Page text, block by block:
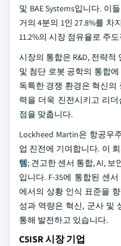
및 BAE Systems입니다. 이
거의 4분의 1인 27.8%를 차
11.2%의 시장 점유율로 주
시장의 통합은 R&D, 전략적
및 첨단 로봇 공학의 통합
독특한 경쟁 환경은 혁신의
력을 더욱 진전시키고 리
점을 맞춥니다.
Lockheed Martin은 항공우
업 진전에 기여합니다. 이
템; 견고한 센서 통합, AI,
입니다. F-35에 통합된 센
에서의 상황 인식 표준을
성과 역량은 혁신, 군사 및
통해 발전하고 있습니다.
C5ISR 시장 기업